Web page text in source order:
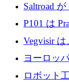
Saltroad
フォーム
法を拡大
P101 は
のファン
Vegvisir
を通じて
めの資金
ヨーロッ
ムとなっ
ロボット